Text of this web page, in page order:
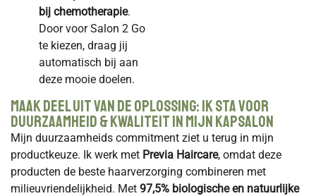
bij chemotherapie.
Door voor Salon 2 Go
te kiezen, draag jij
automatisch bij aan
deze mooie doelen.
Maak Deel Uit Van De Oplossing: Ik Sta Voor
Duurzaamheid & Kwaliteit in Mijn Kapsalon
Mijn duurzaamheids commitment ziet u terug in mijn
productkeuze. Ik werk met Previa Haircare, omdat deze
producten de beste haarverzorging combineren met
milieuvriendelijkheid. Met 97,5% biologische en natuurlijke